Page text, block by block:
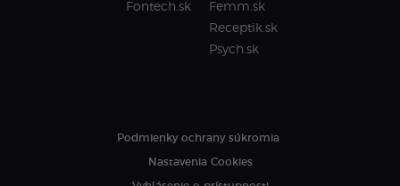
Fontech.sk
Femm.sk
Receptik.sk
Psych.sk
Podmienky ochrany súkromia
Nastavenia Cookies